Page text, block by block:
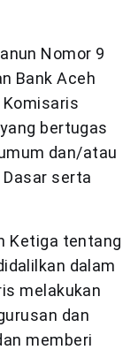
Nomor 9
Bank Aceh
Komisaris
bertugas
dan/atau
serta
Ketiga tentang
dalam
melakukan
dan
memberi